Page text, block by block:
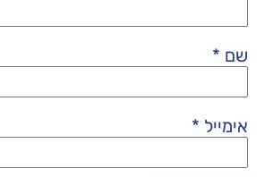
שם *
אימייל *